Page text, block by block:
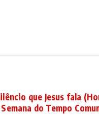
que Jesus fala
do Tempo